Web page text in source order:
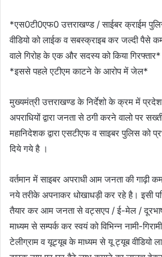
*एस0टी0एफ0 उत्तराखण्ड / साईबर क्राईम
वीडियो को लाईक व सबस्क्राइब कर जल्दी पैसे
वाले गिरोह के एक और सदस्य को किया गिरफ्तार*
*इससे पहले एटीएम काटने के आरोप में जेल*
मुख्यमंत्री उत्तराखण्ड के निर्देशो के क्रम में प्रदेश
अपराधियों द्वारा जनता से ठगी करने वालो पर
महानिदेशक द्वारा एसटीएफ व साइबर पुलिस को
दिये गये है ।
वर्तमान में साइबर अपराधी आम जनता की गाढ़ी
नये तरीके अपनाकर धोखाधड़ी कर रहे है। इसी
तैयार कर आम जनता से वट्सएप / ई-मेल /
माध्यम से सम्पर्क कर स्वयं को विभिन्न नामी-
टेलीग्राम व यूट्यूब के माध्यम से यू ट्यूब वीडियो